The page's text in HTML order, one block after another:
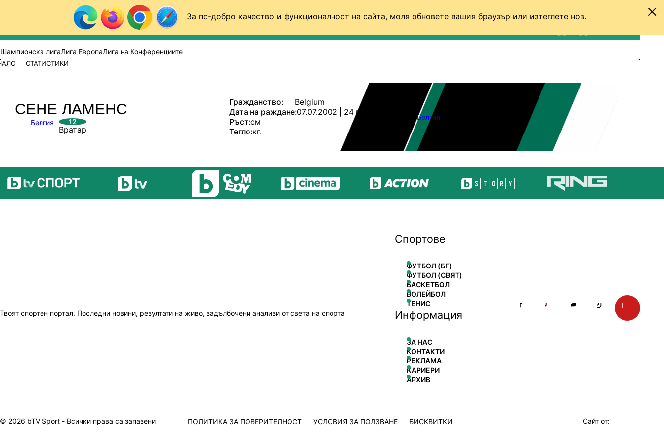
За по-добро качество и функционалност на сайта, моля обновете вашия браузър или изтеглете нов.
Към съдържанието
Търси в сайта
ВИДЕО ФУТБОЛ (БГ)
Шампионска лигаЛига ЕвропаЛига на Конференциите
СТАТИСТИКИ
СЕНЕ ЛАМЕНС
Белгия 12
Вратар
Гражданство:
Belgium
Дата на раждане:07.07.2002 | 24 г.
Ръст:см
Тегло:кг.
Белгия
Твоят спортен портал. Последни новини, резултати на живо, задълбочени анализи от света на спорта
Спортове
ФУТБОЛ (БГ)
ФУТБОЛ (СВЯТ)
БАСКЕТБОЛ
ВОЛЕЙБОЛ
ТЕНИС
Информация
ЗА НАС
КОНТАКТИ
РЕКЛАМА
КАРИЕРИ
АРХИВ
© 2026 bTV Sport - Всички права са запазени ПОЛИТИКА ЗА ПОВЕРИТЕЛНОСТ УСЛОВИЯ ЗА ПОЛЗВАНЕ БИСКВИТКИ Сайт от: